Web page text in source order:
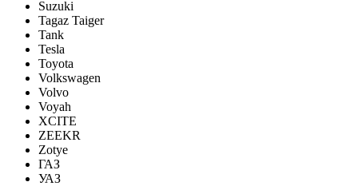
Suzuki
Tagaz Taiger
Tank
Tesla
Toyota
Volkswagen
Volvo
Voyah
XCITE
ZEEKR
Zotye
ГАЗ
УАЗ